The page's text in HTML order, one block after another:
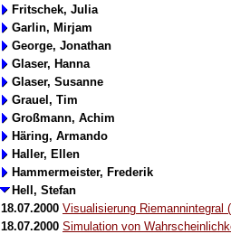
Fritschek, Julia
Garlin, Mirjam
George, Jonathan
Glaser, Hanna
Glaser, Susanne
Grauel, Tim
Großmann, Achim
Häring, Armando
Haller, Ellen
Hammermeister, Frederik
Hell, Stefan
18.07.2000 Visualisierung Riemannintegral
18.07.2000 Simulation von